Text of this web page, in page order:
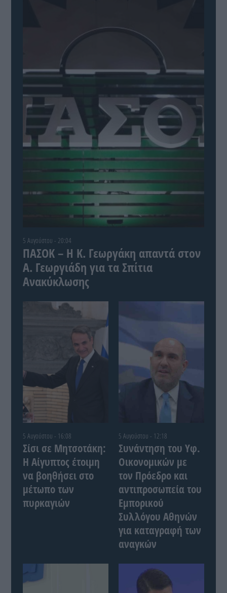
5 Αυγούστου - 20:04
ΠΑΣΟΚ – Η Κ. Γεωργάκη απαντά στον
Α. Γεωργιάδη για τα Σπίτια
Ανακύκλωσης
5 Αυγούστου - 16:08
Σίσι σε Μητσοτάκη:
Η Αίγυπτος έτοιμη
να βοηθήσει στο
μέτωπο των
πυρκαγιών
5 Αυγούστου - 12:18
Συνάντηση του Yφ.
Οικονομικών με
τον Πρόεδρο και
αντιπροσωπεία του
Εμπορικού
Συλλόγου Αθηνών
για καταγραφή των
αναγκών